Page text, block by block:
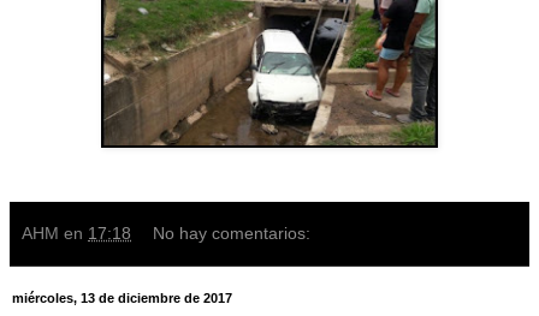
AHM en 17:18 No hay comentarios:
miércoles, 13 de diciembre de 2017